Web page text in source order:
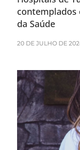
da Saúde
20 DE JULHO DE